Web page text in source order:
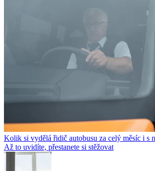
Kolik si vydělá řidič autobusu za celý měsíc i s
Až to uvidíte, přestanete si stěžovat